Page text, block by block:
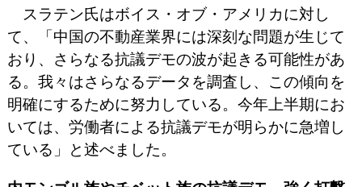
スラテン氏はボイス・オブ・アメリカに対し
て、「中国の不動産業界には深刻な問題が生じて
おり、さらなる抗議デモの波が起きる可能性があ
る。我々はさらなるデータを調査し、この傾向を
明確にするために努力している。今年上半期にお
いては、労働者による抗議デモが明らかに急増し
ている」と述べました。